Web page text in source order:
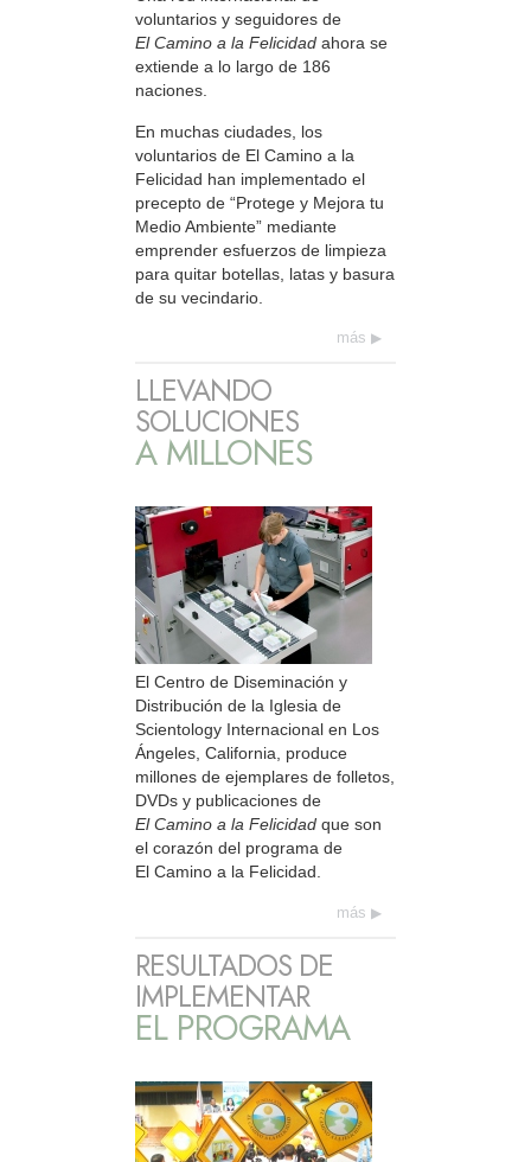
voluntarios y seguidores de
El Camino a la Felicidad ahora se
extiende a lo largo de 186
naciones.
En muchas ciudades, los
voluntarios de El Camino a la
Felicidad han implementado el
precepto de “Protege y Mejora tu
Medio Ambiente” mediante
emprender esfuerzos de limpieza
para quitar botellas, latas y basura
de su vecindario.
más
LLEVANDO
SOLUCIONES
A MILLONES
El Centro de Diseminación y
Distribución de la Iglesia de
Scientology Internacional en Los
Ángeles, California, produce
millones de ejemplares de folletos,
DVDs y publicaciones de
El Camino a la Felicidad que son
el corazón del programa de
El Camino a la Felicidad.
más
RESULTADOS DE
IMPLEMENTAR
EL PROGRAMA